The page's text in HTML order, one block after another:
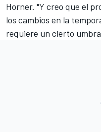
Horner. "Y creo que el
los cambios en la
requiere un cierto